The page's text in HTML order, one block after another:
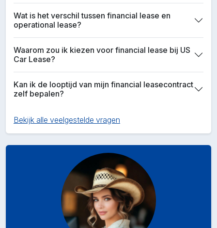
Wat is het verschil tussen financial lease en
operational lease?
Waarom zou ik kiezen voor financial lease bij US
Car Lease?
Kan ik de looptijd van mijn financial leasecontract
zelf bepalen?
Bekijk alle veelgestelde vragen